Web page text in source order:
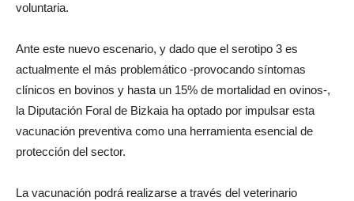
voluntaria.
Ante este nuevo escenario, y dado que el serotipo 3 es
actualmente el más problemático -provocando síntomas
clínicos en bovinos y hasta un 15% de mortalidad en ovinos-,
la Diputación Foral de Bizkaia ha optado por impulsar esta
vacunación preventiva como una herramienta esencial de
protección del sector.
La vacunación podrá realizarse a través del veterinario